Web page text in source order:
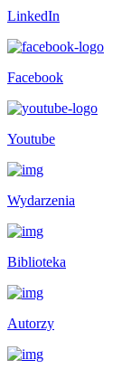
LinkedIn
Facebook
Youtube
Wydarzenia
Biblioteka
Autorzy